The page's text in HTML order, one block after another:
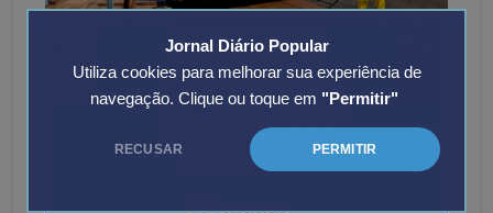
Jornal Diário Popular
Utiliza cookies para melhorar sua experiência de
navegação. Clique ou toque em "Permitir"
RECUSAR PERMITIR